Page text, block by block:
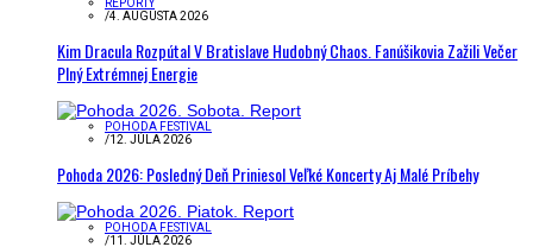
REPORTY
/4. AUGUSTA 2026
Kim Dracula Rozpútal V Bratislave Hudobný Chaos. Fanúšikovia Zažili Večer
Plný Extrémnej Energie
POHODA FESTIVAL
/12. JÚLA 2026
Pohoda 2026: Posledný Deň Priniesol Veľké Koncerty Aj Malé Príbehy
POHODA FESTIVAL
/11. JÚLA 2026